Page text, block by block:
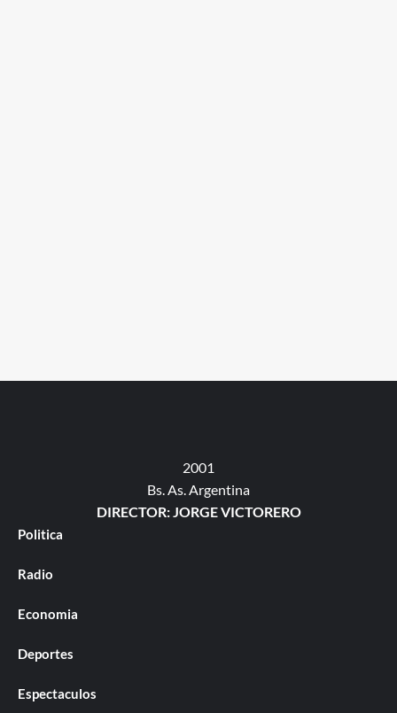
2001
Bs. As. Argentina
DIRECTOR: JORGE VICTORERO
Politica
Radio
Economia
Deportes
Espectaculos